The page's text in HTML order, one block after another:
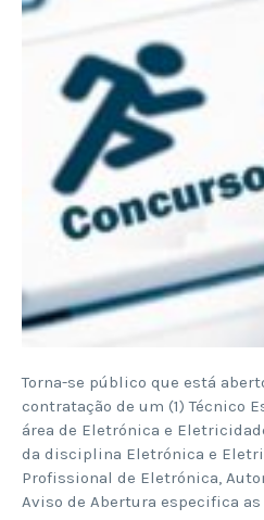
Torna-se público que está
contratação de um (1) Técnico
área de Eletrónica e
da disciplina Eletrónica e
Profissional de Eletrónica,
Aviso de Abertura especifica